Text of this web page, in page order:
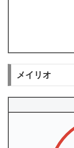
メイリオ